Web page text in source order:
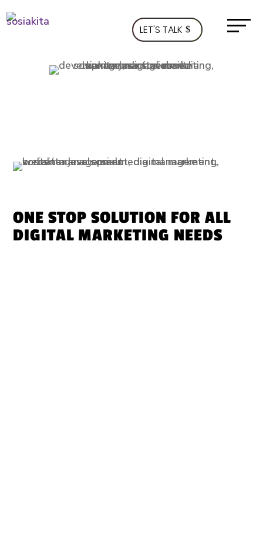
LET'S TALK
ONE STOP SOLUTION FOR ALL
DIGITAL MARKETING NEEDS